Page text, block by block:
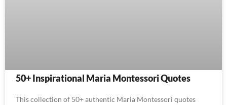
50+ Inspirational Maria Montessori Quotes
This collection of 50+ authentic Maria Montessori quotes